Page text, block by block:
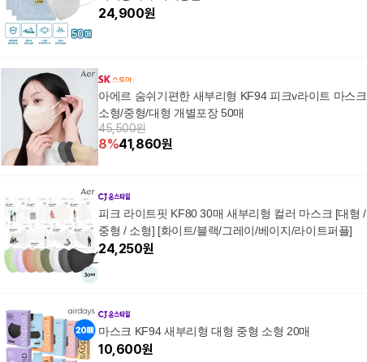
24,900원
아에르 숨쉬기편한 새부리형 KF94 피크v라이트 마스크
소형/중형/대형 개별포장 50매
45,500원
8%41,860원
피크 라이트핏 KF80 30매 새부리형 컬러 마스크 [대형 /
중형 / 소형] [화이트/블랙/그레이/베이지/라이트퍼플]
24,250원
마스크 KF94 새부리형 대형 중형 소형 20매
10,600원